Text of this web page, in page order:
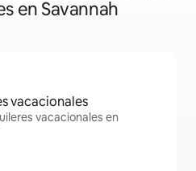
en Savannah
vacacionales
vacacionales en